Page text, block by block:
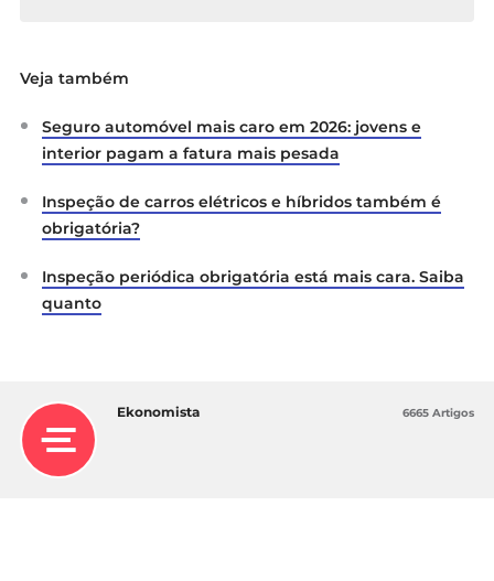
(2026).Mercado de ciclomotores, motociclos,
[Comunicado de imprensa Nº38].
https://www.acap.pt
Veja também
Seguro automóvel mais caro em 2026: jovens e
interior pagam a fatura mais pesada
Inspeção de carros elétricos e híbridos também é
obrigatória?
Inspeção periódica obrigatória está mais cara. Saiba
quanto
Ekonomista 6665 Artigos